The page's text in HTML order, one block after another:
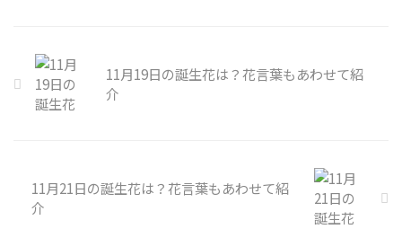
11月19日の誕生花は？花言葉もあわせて紹
介
11月21日の誕生花は？花言葉もあわせて紹
介